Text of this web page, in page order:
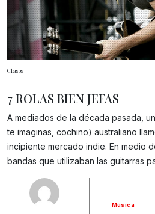
Clasos
Música
7 ROLAS BIEN JEFAS
A mediados de la década pasada,
te imaginas, cochino) australiano
incipiente mercado indie. En medio
bandas que utilizaban las guitarras